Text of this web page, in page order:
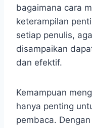
bagaimana cara
keterampilan
setiap penulis,
disampaikan
dan efektif.
Kemampuan
hanya penting
pembaca.